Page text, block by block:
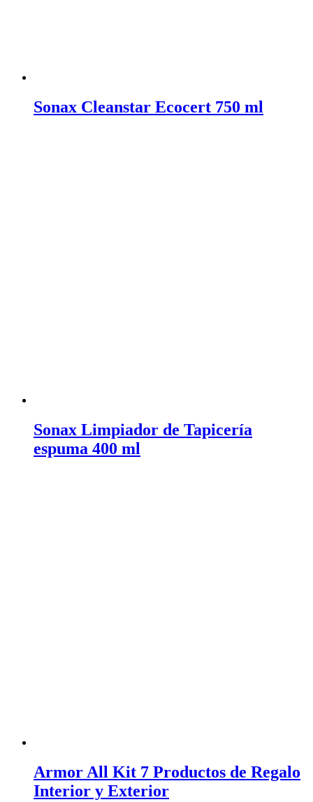
Sonax Cleanstar Ecocert 750 ml
Sonax Limpiador de Tapicería
espuma 400 ml
Armor All Kit 7 Productos de Regalo
Interior y Exterior